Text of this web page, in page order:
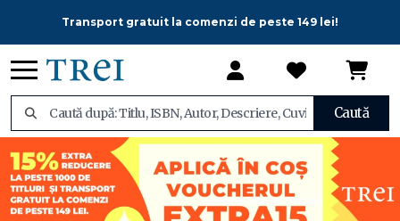
Transport gratuit la comenzi de peste 149 lei!
Caută